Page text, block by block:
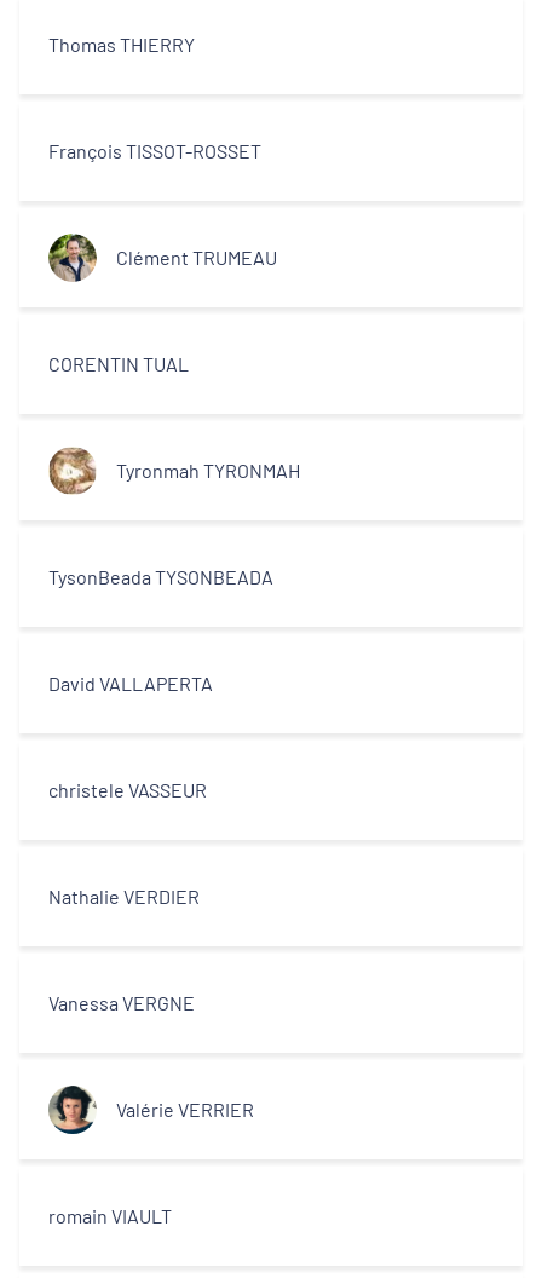
Thomas THIERRY
François TISSOT-ROSSET
Clément TRUMEAU
CORENTIN TUAL
Tyronmah TYRONMAH
TysonBeada TYSONBEADA
David VALLAPERTA
christele VASSEUR
Nathalie VERDIER
Vanessa VERGNE
Valérie VERRIER
romain VIAULT